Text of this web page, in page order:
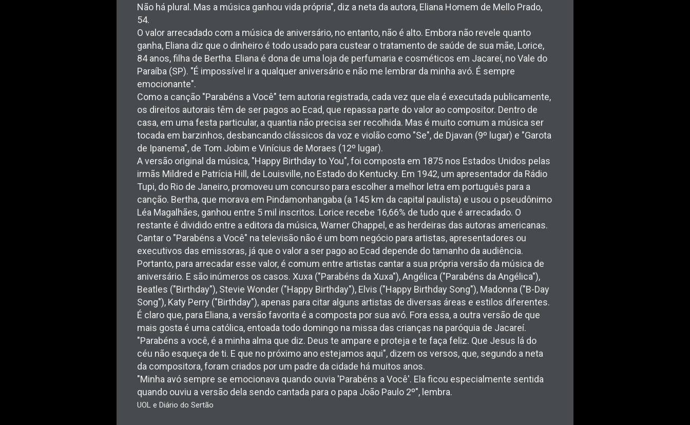
Não há plural. Mas a música ganhou vida própria", diz a neta da autora, Eliana Homem de Mello Prado,
54.
O valor arrecadado com a música de aniversário, no entanto, não é alto. Embora não revele quanto
ganha, Eliana diz que o dinheiro é todo usado para custear o tratamento de saúde de sua mãe, Lorice,
84 anos, filha de Bertha. Eliana é dona de uma loja de perfumaria e cosméticos em Jacareí, no Vale do
Paraíba (SP). "É impossível ir a qualquer aniversário e não me lembrar da minha avó. É sempre
emocionante".
Como a canção "Parabéns a Você" tem autoria registrada, cada vez que ela é executada publicamente,
os direitos autorais têm de ser pagos ao Ecad, que repassa parte do valor ao compositor. Dentro de
casa, em uma festa particular, a quantia não precisa ser recolhida. Mas é muito comum a música ser
tocada em barzinhos, desbancando clássicos da voz e violão como "Se", de Djavan (9º lugar) e "Garota
de Ipanema", de Tom Jobim e Vinícius de Moraes (12º lugar).
A versão original da música, "Happy Birthday to You", foi composta em 1875 nos Estados Unidos pelas
irmãs Mildred e Patrícia Hill, de Louisville, no Estado do Kentucky. Em 1942, um apresentador da Rádio
Tupi, do Rio de Janeiro, promoveu um concurso para escolher a melhor letra em português para a
canção. Bertha, que morava em Pindamonhangaba (a 145 km da capital paulista) e usou o pseudônimo
Léa Magalhães, ganhou entre 5 mil inscritos. Lorice recebe 16,66% de tudo que é arrecadado. O
restante é dividido entre a editora da música, Warner Chappel, e as herdeiras das autoras americanas.
Cantar o "Parabéns a Você" na televisão não é um bom negócio para artistas, apresentadores ou
executivos das emissoras, já que o valor a ser pago ao Ecad depende do tamanho da audiência.
Portanto, para arrecadar esse valor, é comum entre artistas cantar a sua própria versão da música de
aniversário. E são inúmeros os casos. Xuxa ("Parabéns da Xuxa"), Angélica ("Parabéns da Angélica"),
Beatles ("Birthday"), Stevie Wonder ("Happy Birthday"), Elvis ("Happy Birthday Song"), Madonna ("B-Day
Song"), Katy Perry ("Birthday"), apenas para citar alguns artistas de diversas áreas e estilos diferentes.
É claro que, para Eliana, a versão favorita é a composta por sua avó. Fora essa, a outra versão de que
mais gosta é uma católica, entoada todo domingo na missa das crianças na paróquia de Jacareí.
"Parabéns a você, é a minha alma que diz. Deus te ampare e proteja e te faça feliz. Que Jesus lá do
céu não esqueça de ti. E que no próximo ano estejamos aqui", dizem os versos, que, segundo a neta
da compositora, foram criados por um padre da cidade há muitos anos.
"Minha avó sempre se emocionava quando ouvia 'Parabéns a Você'. Ela ficou especialmente sentida
quando ouviu a versão dela sendo cantada para o papa João Paulo 2º", lembra.
UOL e Diário do Sertão